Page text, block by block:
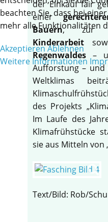
der Einkauf fair
einer
Bauern,
Kinderarbeit
Regenwaldes –
Aufforstung – und
Weltklimas
des Projekts
Im Laufe des
Klimafrühstücke
sie aus Mitteln von
Text/Bild: Rob/Schu
beachten Sie, dass bei
mehr alle Funktionalitäten
AkzeptierenAblehnen
Weitere Informationen